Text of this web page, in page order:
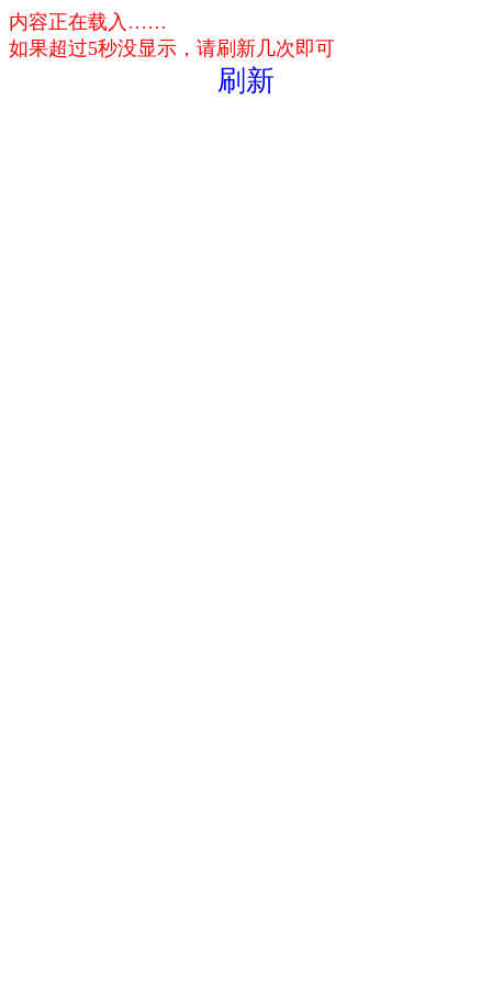
内容正在载入……
如果超过5秒没显示，请刷新几次即可
刷新